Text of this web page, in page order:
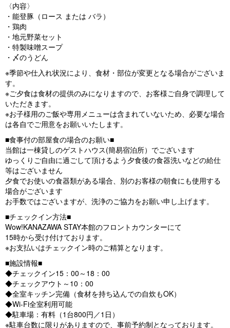
〈内容〉
・能登豚（ロース または バラ）
・鶏肉
・地元野菜セット
・特製味噌スープ
・〆のうどん
※季節や仕入れ状況により、食材・部位が変更となる場合がございま
す。
※ご夕食は食材の提供のみになりますので、お客様ご自身で調理して
いただきます。
※お子様用のご飯や専用メニューは含まれていないため、必要な場合
は各自でご用意をお願いいたします。
■食事付の部屋食の場合のお願い■
当館は一棟貸しのゲストハウス(簡易宿泊所）でございます
ゆっくりご自由に過ごして頂けるよう夕食後の食器洗いなどの給仕
等はございません
夕食でお使いの食器類がある場合、別のお客様の朝食にも使用する
場合がございます
お手数ではございますが、洗浄のご協力をお願い申し上げます。
■チェックイン方法■
Wow!KANAZAWA STAY本館のフロントカウンターにて
15時から受け付けております。
※お支払いはチェックイン時のご精算となります。
■施設情報■
◆チェックイン15：00～18：00
◆チェックアウト～10：00
◆全室キッチン完備（食材を持ち込んでの自炊もOK）
◆Wi-Fi全室利用可能
◆駐車場：有料（1台800円／1日）
※駐車台数に限りがありますので、事前予約制となっております。